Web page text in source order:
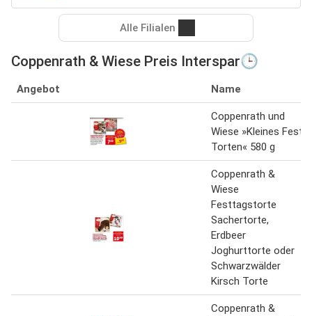
Alle Filialen
Coppenrath & Wiese Preis Interspar🕒
Angebot Name
Coppenrath und
Wiese »Kleines Fest
Torten« 580 g
Coppenrath &
Wiese
Festtagstorte
Sachertorte,
Erdbeer
Joghurttorte oder
Schwarzwälder
Kirsch Torte
Coppenrath &